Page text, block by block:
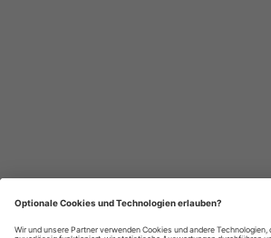
Datenschutzhinweise